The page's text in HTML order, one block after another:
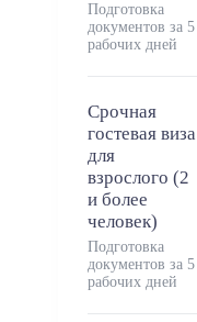
Подготовка
документов за 5
рабочих дней
Срочная
гостевая виза
для
взрослого (2
и более
человек)
Подготовка
документов за 5
рабочих дней